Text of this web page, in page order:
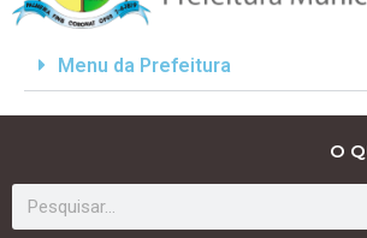
Menu da Prefeitura
O